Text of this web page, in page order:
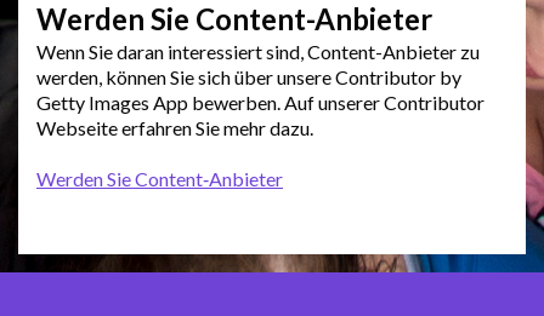
Werden Sie Content-Anbieter
Wenn Sie daran interessiert sind, Content-Anbieter zu
werden, können Sie sich über unsere Contributor by
Getty Images App bewerben. Auf unserer Contributor
Webseite erfahren Sie mehr dazu.
Werden Sie Content‑Anbieter